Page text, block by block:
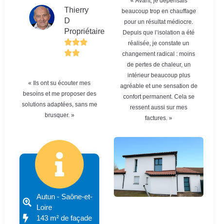
Thierry
D
Propriétaire
« Ils ont su écouter mes
besoins et me proposer des
solutions adaptées, sans me
brusquer. »
Autun - Saône-et-
Loire
143 m² de façade
beaucoup trop en chauffage
pour un résultat médiocre.
Depuis que l’isolation a été
réalisée, je constate un
changement radical : moins
de pertes de chaleur, un
intérieur beaucoup plus
agréable et une sensation de
confort permanent. Cela se
ressent aussi sur mes
factures. »